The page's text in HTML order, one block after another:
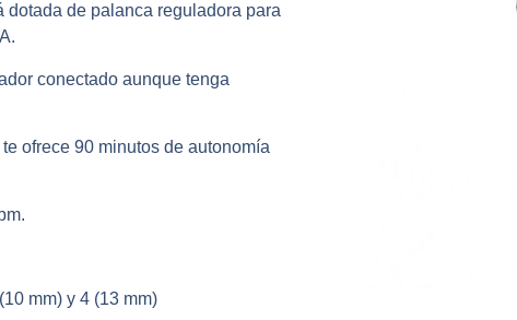
de palanca reguladora para
conectado aunque tenga
ofrece 90 minutos de autonomía
mm) y 4 (13 mm)